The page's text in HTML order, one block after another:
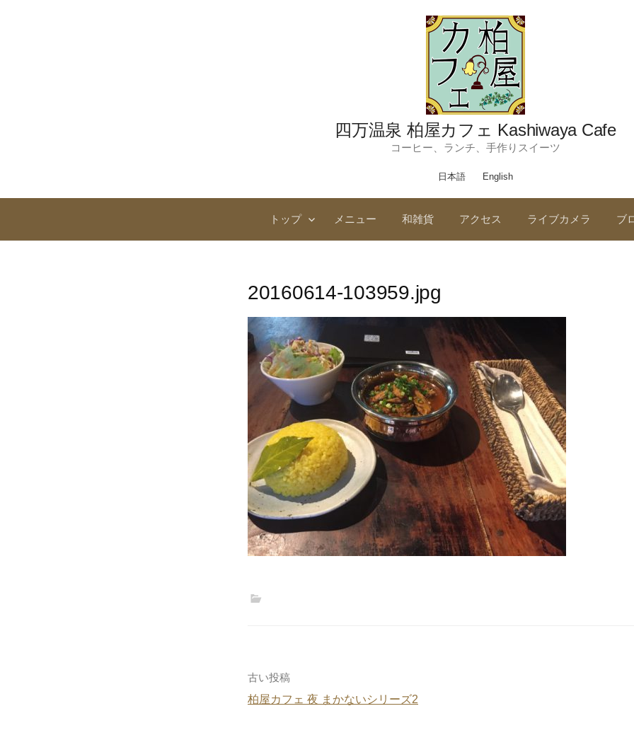
四万温泉 柏屋カフェ Kashiwaya Cafe
コーヒー、ランチ、手作りスイーツ
日本語 English
トップ メニュー 和雑貨 アクセス ライブカメラ ブ
20160614-103959.jpg
投
稿
古い投稿
柏屋カフェ 夜 まかないシリーズ2